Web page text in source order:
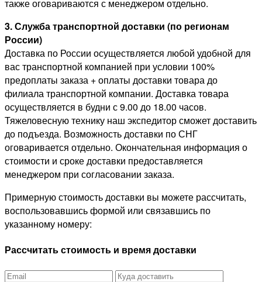
также оговариваются с менеджером отдельно.
3. Служба транспортной доставки (по регионам
России)
Доставка по России осуществляется любой удобной для
вас транспортной компанией при условии 100%
предоплаты заказа + оплаты доставки товара до
филиала транспортной компании. Доставка товара
осуществляется в будни с 9.00 до 18.00 часов.
Тяжеловесную технику наш экспедитор сможет доставить
до подъезда. Возможность доставки по СНГ
оговаривается отдельно. Окончательная информация о
стоимости и сроке доставки предоставляется
менеджером при согласовании заказа.
Примерную стоимость доставки вы можете рассчитать,
воспользовавшись формой или связавшись по
указанному номеру:
Рассчитать стоимость и время доставки